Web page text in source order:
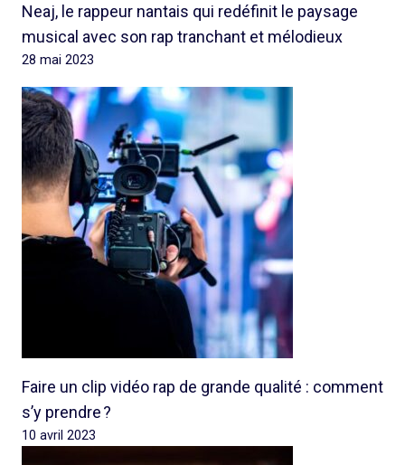
Neaj, le rappeur nantais qui redéfinit le paysage
musical avec son rap tranchant et mélodieux
28 mai 2023
Faire un clip vidéo rap de grande qualité : comment
s’y prendre ?
10 avril 2023